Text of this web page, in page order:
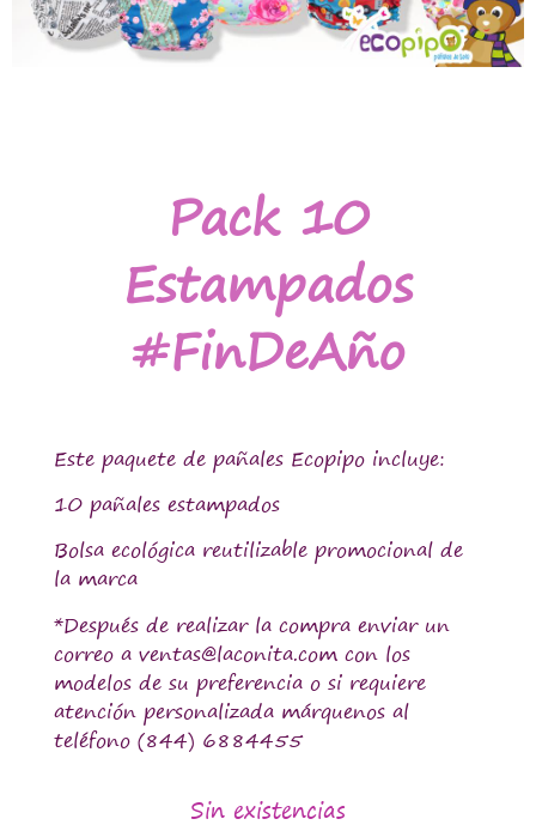
Pack 10
Estampados
#FinDeAño
Este paquete de pañales Ecopipo incluye:
10 pañales estampados
Bolsa ecológica reutilizable promocional de
la marca
*Después de realizar la compra enviar un
correo a ventas@laconita.com con los
modelos de su preferencia o si requiere
atención personalizada márquenos al
teléfono (844) 6884455
Sin existencias